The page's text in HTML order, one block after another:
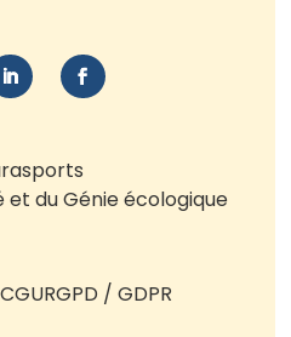
et du Génie écologique
RGPD / GDPR